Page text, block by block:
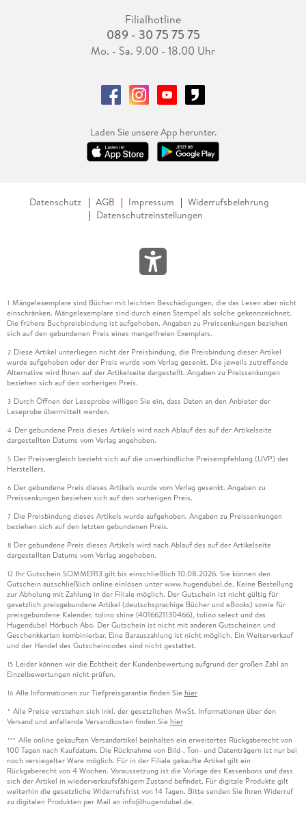
Filialhotline
089 - 30 75 75 75
Mo. - Sa. 9.00 - 18.00 Uhr
Laden Sie unsere App herunter.
Datenschutz AGB Impressum
Widerrufsbelehrung
Datenschutzeinstellungen
1 Mängelexemplare sind Bücher mit leichten Beschädigungen, die das Lesen aber nicht
einschränken. Mängelexemplare sind durch einen Stempel als solche gekennzeichnet.
Die frühere Buchpreisbindung ist aufgehoben. Angaben zu Preissenkungen beziehen
sich auf den gebundenen Preis eines mangelfreien Exemplars.
2 Diese Artikel unterliegen nicht der Preisbindung, die Preisbindung dieser Artikel
wurde aufgehoben oder der Preis wurde vom Verlag gesenkt. Die jeweils zutreffende
Alternative wird Ihnen auf der Artikelseite dargestellt. Angaben zu Preissenkungen
beziehen sich auf den vorherigen Preis.
3 Durch Öffnen der Leseprobe willigen Sie ein, dass Daten an den Anbieter der
Leseprobe übermittelt werden.
4 Der gebundene Preis dieses Artikels wird nach Ablauf des auf der Artikelseite
dargestellten Datums vom Verlag angehoben.
5 Der Preisvergleich bezieht sich auf die unverbindliche Preisempfehlung (UVP) des
Herstellers.
6 Der gebundene Preis dieses Artikels wurde vom Verlag gesenkt. Angaben zu
Preissenkungen beziehen sich auf den vorherigen Preis.
7 Die Preisbindung dieses Artikels wurde aufgehoben. Angaben zu Preissenkungen
beziehen sich auf den letzten gebundenen Preis.
8 Der gebundene Preis dieses Artikels wird nach Ablauf des auf der Artikelseite
dargestellten Datums vom Verlag angehoben.
12 Ihr Gutschein SOMMER13 gilt bis einschließlich 10.08.2026. Sie können den
Gutschein ausschließlich online einlösen unter www.hugendubel.de. Keine Bestellung
zur Abholung mit Zahlung in der Filiale möglich. Der Gutschein ist nicht gültig für
gesetzlich preisgebundene Artikel (deutschsprachige Bücher und eBooks) sowie für
preisgebundene Kalender, tolino shine (4016621130466), tolino select und das
Hugendubel Hörbuch Abo. Der Gutschein ist nicht mit anderen Gutscheinen und
Geschenkkarten kombinierbar. Eine Barauszahlung ist nicht möglich. Ein Weiterverkauf
und der Handel des Gutscheincodes sind nicht gestattet.
15 Leider können wir die Echtheit der Kundenbewertung aufgrund der großen Zahl an
Einzelbewertungen nicht prüfen.
16 Alle Informationen zur Tiefpreisgarantie finden Sie hier
* Alle Preise verstehen sich inkl. der gesetzlichen MwSt. Informationen über den
Versand und anfallende Versandkosten finden Sie hier
*** Alle online gekauften Versandartikel beinhalten ein erweitertes Rückgaberecht von
100 Tagen nach Kaufdatum. Die Rücknahme von Bild-, Ton- und Datenträgern ist nur bei
noch versiegelter Ware möglich. Für in der Filiale gekaufte Artikel gilt ein
Rückgaberecht von 4 Wochen. Voraussetzung ist die Vorlage des Kassenbons und dass
sich der Artikel in wiederverkaufsfähigem Zustand befindet. Für digitale Produkte gilt
weiterhin die gesetzliche Widerrufsfrist von 14 Tagen. Bitte senden Sie Ihren Widerruf
zu digitalen Produkten per Mail an info@hugendubel.de.